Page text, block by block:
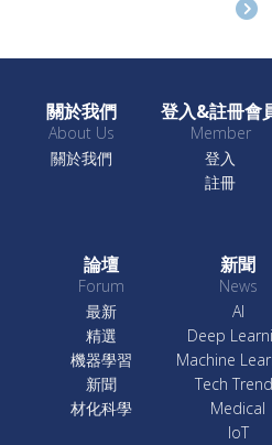
關於我們
About Us
關於我們
登入&註冊會
Member
登入
註冊
論壇
Forum
最新
精選
機器學習
新聞
材化科學
新聞
News
AI
Deep
Machine
Tech
Medical
IoT